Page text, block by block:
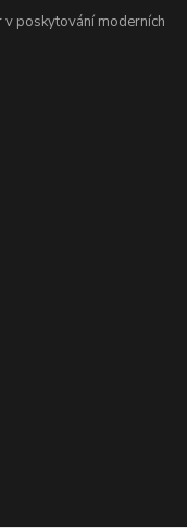
poskytování moderních